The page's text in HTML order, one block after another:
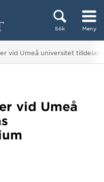
Sök Meny
vid Umeå universitet tilldelas
vid Umeå